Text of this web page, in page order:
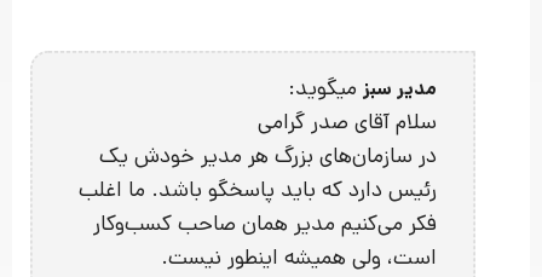
مدیر سبز میگوید:
سلام آقای صدر گرامی
در سازمان‌های بزرگ هر مدیر خودش یک
رئیس دارد که باید پاسخگو باشد. ما اغلب
فکر می‌کنیم مدیر همان صاحب کسب‌و‌کار
است، ولی همیشه اینطور نیست.